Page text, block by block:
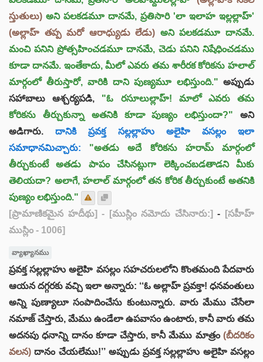
స్తుతులు) అని పలకడమూ దానమే, ప్రతిసారి 'లా ఇలాహ ఇల్లల్లాహ్'
(అల్లాహ్ తప్ప మరో ఆరాధ్యుడు లేడు) అని పలకడమూ దానమే.
మంచి పనిని ప్రోత్సహించడమూ దానమే, చెడు పనిని నిషేధించడము
కూడా దానమే. ఇంతేకాదు, మీలో ఎవరు తమ శారీరక కోరికను హలాల్
మార్గంలో తీరుస్తారో, వారికి దాని పుణ్యమూ లభిస్తుంది." అప్పుడు
సహాబాలు ఆశ్చర్యపడి, "ఓ రసూలుల్లాహ్! మాలో ఎవరు తమ
కోరికను తీర్చుకున్నా అతనికి కూడా పుణ్యం లభిస్తుందా?" అని
అడిగారు. దానికి ప్రవక్త సల్లల్లాహు అలైహి వసల్లం ఇలా
సమాధానమిచ్చారు:
"అతడు అదే కోరికను హరామ్ మార్గంలో
తీర్చుకుంటే అతడు పాపం చేసినట్లుగా లెక్కించబడతాడని మీకు
తెలియదా? అలాగే, హలాల్ మార్గంలో తన కోరిక తీర్చుకుంటే అతనికి
పుణ్యం లభిస్తుంది."
[ప్రామాణికమైన హదీథు] - [ముస్లిం నమోదు చేసినారు:] -
[సహీహ్
ముస్లిం - 1006]
వ్యాఖ్యానము
ప్రవక్త సల్లల్లాహు అలైహి వసల్లం సహచరులలోని కొంతమంది పేదవారు
ఆయన దగ్గరకు వచ్చి ఇలా అన్నారు: ‘‘ఓ అల్లాహ్ ప్రవక్తా! ధనవంతులు
అన్ని పుణ్యాలూ సంపాదించేసు కుంటున్నారు. వారు మేము చేసేలా
నమాజ్ చేస్తారు, మేము ఉండేలా ఉపవాసం ఉంటారు, కానీ వారు తమ
అదనపు ధనాన్ని దానం కూడా చేస్తారు, కానీ మేము మాత్రం (బీదరికం
వలన) దానం చేయలేము!’’ అప్పుడు ప్రవక్త సల్లల్లాహు అలైహి వసల్లం